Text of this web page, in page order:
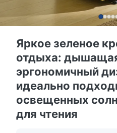
Яркое зеленое
отдыха:
эргономичный
идеально
освещенных
для чтения